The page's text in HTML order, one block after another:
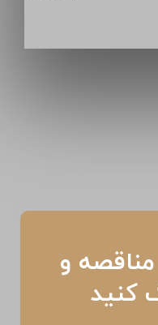
و
کنید